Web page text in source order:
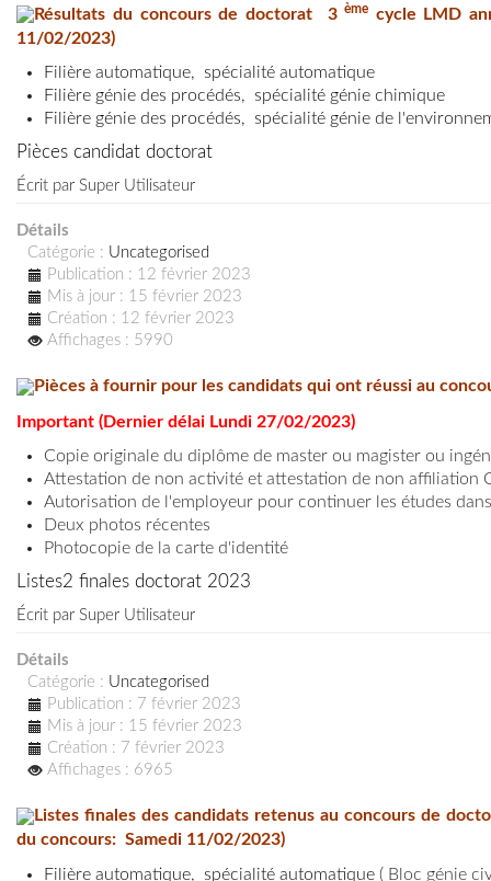
Résultats du concours de doctorat 3èmecycle LMD
11/02/2023)
Filière automatique, spécialité automatique
Filière génie des procédés, spécialité génie chimique
Filière génie des procédés, spécialité génie de
Pièces candidat doctorat
Écrit par Super Utilisateur
Détails
Catégorie : Uncategorised
Publication : 12 février 2023
Mis à jour : 15 février 2023
Création : 12 février 2023
Affichages : 5990
Pièces à fournir pour les candidats qui ont réussi au
Important (Dernier délai Lundi 27/02/2023)
Copie originale du diplôme de master ou magister ou
Attestation de non activité et attestation de non affiliation
Autorisation de l'employeur pour continuer les études
Deux photos récentes
Photocopie de la carte d'identité
Listes2 finales doctorat 2023
Écrit par Super Utilisateur
Détails
Catégorie : Uncategorised
Publication : 7 février 2023
Mis à jour : 15 février 2023
Création : 7 février 2023
Affichages : 6965
Listes finales des candidats retenus au concours de
du concours: Samedi 11/02/2023)
Filière automatique, spécialité automatique ( Bloc génie